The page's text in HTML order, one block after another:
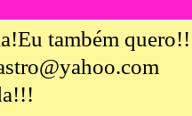
também